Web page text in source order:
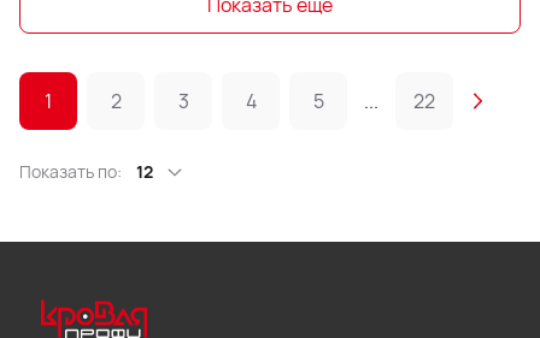
1 2 3 4 5 ... 22
Показать по: 12